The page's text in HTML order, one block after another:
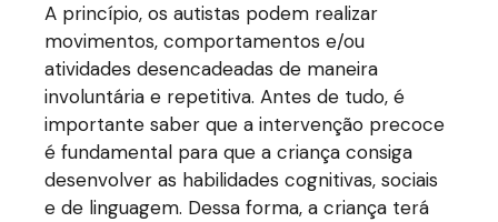
A princípio, os autistas podem realizar
movimentos, comportamentos e/ou
atividades desencadeadas de maneira
involuntária e repetitiva. Antes de tudo, é
importante saber que a intervenção precoce
é fundamental para que a criança consiga
desenvolver as habilidades cognitivas, sociais
e de linguagem. Dessa forma, a criança terá